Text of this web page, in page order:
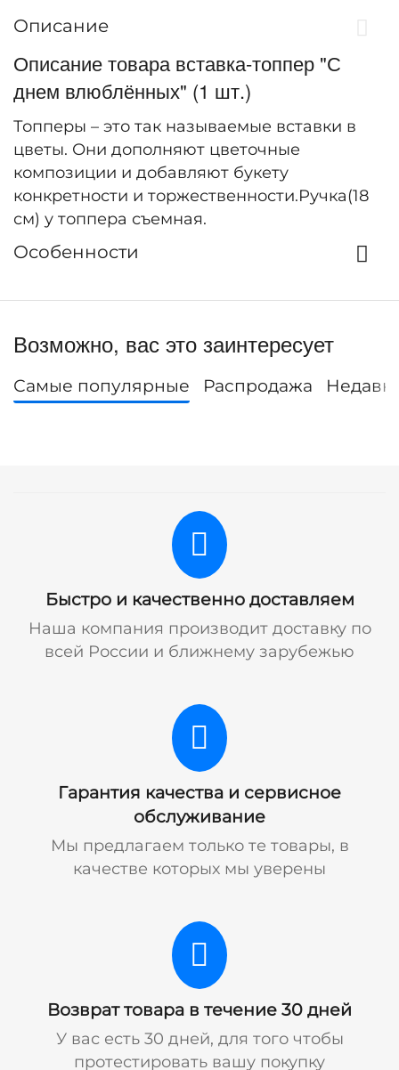
Описание
Описание товара вставка-топпер "С
днем влюблённых" (1 шт.)
Топперы – это так называемые вставки в
цветы. Они дополняют цветочные
композиции и добавляют букету
конкретности и торжественности.Ручка(18
см) у топпера съемная.
Особенности
Возможно, вас это заинтересует
Самые популярные Распродажа
Быстро и качественно доставляем
Наша компания производит доставку по
всей России и ближнему зарубежью
Гарантия качества и сервисное
обслуживание
Мы предлагаем только те товары, в
качестве которых мы уверены
Возврат товара в течение 30 дней
У вас есть 30 дней, для того чтобы
протестировать вашу покупку